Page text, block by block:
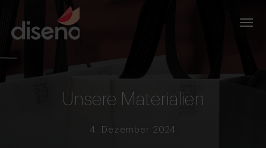
Unsere Materialien
4. Dezember 2024